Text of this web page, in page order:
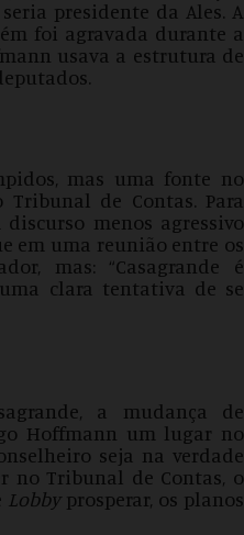
presidente da Ales. A
foi agravada durante a
usava a estrutura de
mas uma fonte no
de Contas. Para
menos agressivo
em uma reunião entre os
mas: “Casagrande é
clara tentativa de se
a mudança de
Hoffmann um lugar no
seja na verdade
no Tribunal de Contas, o
Lobbyprosperar, os planos